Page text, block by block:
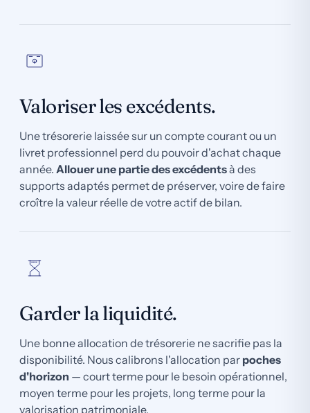
Valoriser les excédents.
Une trésorerie laissée sur un compte courant ou un
livret professionnel perd du pouvoir d'achat chaque
année. Allouer une partie des excédentsà des
supports adaptés permet de préserver, voire de faire
croître la valeur réelle de votre actif de bilan.
Garder la liquidité.
Une bonne allocation de trésorerie ne sacrifie pas la
disponibilité. Nous calibrons l'allocation par poches
d'horizon — court terme pour le besoin opérationnel,
moyen terme pour les projets, long terme pour la
valorisation patrimoniale.